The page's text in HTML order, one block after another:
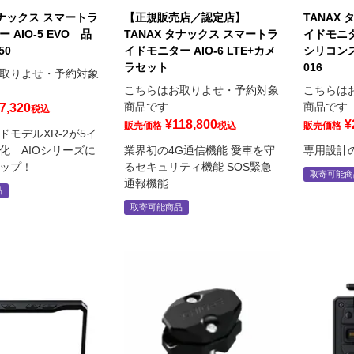
ックス スマートラ
AIO-5 EVO 品
りよせ・予約対象
税込
モデルXR-2が5イ
AIOシリーズに
プ！
【正規販売店／認定店】
TANAX タナックス スマートラ
イドモニター AIO-6 LTE+カメ
ラセット
こちらはお取りよせ・予約対象
商品です
販売価格 ¥118,800税込
業界初の4G通信機能 愛車を守
るセキュリティ機能 SOS緊急
通報機能
取寄可能商品
TANAX
イドモニ
シリコン
016
こちらは
商品です
販売価格 ¥
専用設計
取寄可能